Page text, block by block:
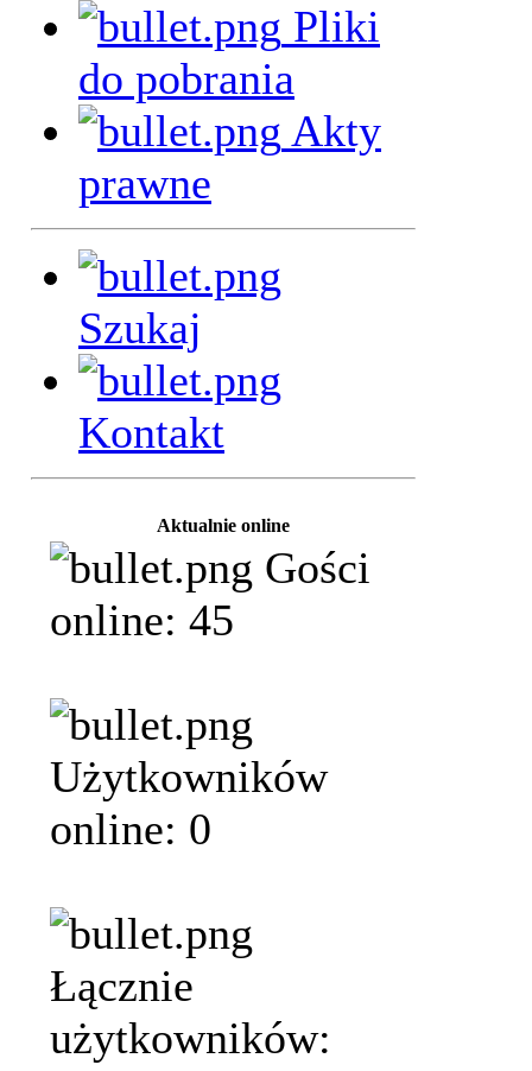
Pliki
do pobrania
Akty
prawne
Szukaj
Kontakt
Aktualnie online
Gości
online: 45
Użytkowników
online: 0
Łącznie
użytkowników: